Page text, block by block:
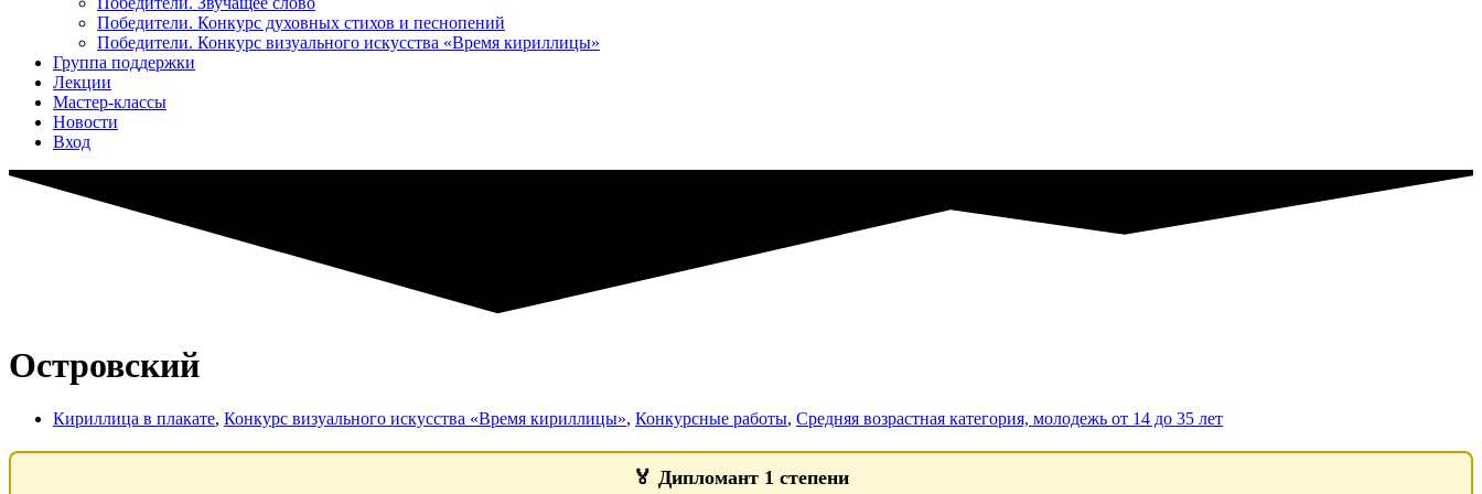
Победители. Конкурс духовных стихов и песнопений
Победители. Конкурс визуального искусства «Время кириллицы»
Группа поддержки
Лекции
Мастер-классы
Новости
Вход
Островский
Кириллица в плакате, Конкурс визуального искусства «Время кириллицы», Конкурсные работы, Средняя возрастная категория, молодежь от 14 до 35 лет
🏅 Дипломант 1 степени